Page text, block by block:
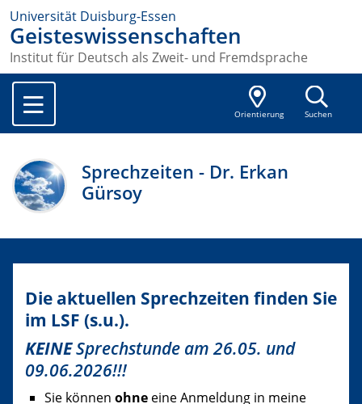
Universität Duisburg-Essen
Geisteswissenschaften
Institut für Deutsch als Zweit- und Fremdsprache
Orientierung Suchen
Sprechzeiten - Dr. Erkan
Gürsoy
Die aktuellen Sprechzeiten finden Sie
im LSF (s.u.).
KEINESprechstunde am 26.05. und
09.06.2026!!!
Sie können ohne eine Anmeldung in meine